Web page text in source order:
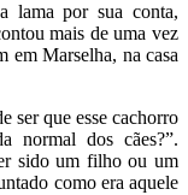
lama por sua conta,
mais de uma vez
em Marselha, na casa
ser que esse cachorro
normal dos cães?”.
sido um filho ou um
como era aquele